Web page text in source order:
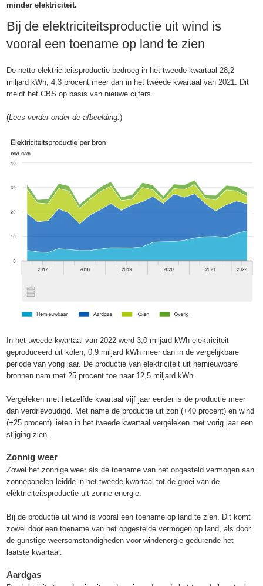
minder elektriciteit.
Bij de elektriciteitsproductie uit wind is
vooral een toename op land te zien
De netto elektriciteitsproductie bedroeg in het tweede kwartaal 28,2
miljard kWh, 4,3 procent meer dan in het tweede kwartaal van 2021. Dit
meldt het CBS op basis van nieuwe cijfers.
(Lees verder onder de afbeelding.)
In het tweede kwartaal van 2022 werd 3,0 miljard kWh elektriciteit
geproduceerd uit kolen, 0,9 miljard kWh meer dan in de vergelijkbare
periode van vorig jaar. De productie van elektriciteit uit hernieuwbare
bronnen nam met 25 procent toe naar 12,5 miljard kWh.
Vergeleken met hetzelfde kwartaal vijf jaar eerder is de productie meer
dan verdrievoudigd. Met name de productie uit zon (+40 procent) en wind
(+25 procent) lieten in het tweede kwartaal vergeleken met vorig jaar een
stijging zien.
Zonnig weer
Zowel het zonnige weer als de toename van het opgesteld vermogen aan
zonnepanelen leidde in het tweede kwartaal tot de groei van de
elektriciteitsproductie uit zonne-energie.
Bij de productie uit wind is vooral een toename op land te zien. Dit komt
zowel door een toename van het opgestelde vermogen op land, als door
de gunstige weersomstandigheden voor windenergie gedurende het
laatste kwartaal.
Aardgas